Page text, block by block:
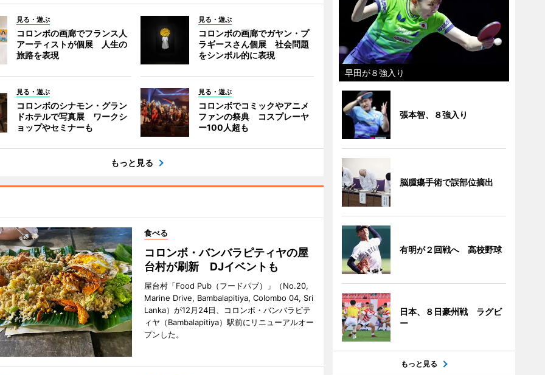
見る・遊ぶ
コロンボの画廊でフランス人
アーティストが個展 人生の
旅路を表現
見る・遊ぶ
コロンボの画廊でガヤン・プ
ラギースさん個展 社会問題
をシンボル的に表現
見る・遊ぶ
コロンボのシナモン・グラン
ドホテルで写真展 ワークシ
ョップやセミナーも
見る・遊ぶ
コロンボでコミックやアニメ
ファンの祭典 コスプレーヤ
ー100人超も
もっと見る
食べる
コロンボ・バンバラピティヤの屋
台村が刷新 DJイベントも
屋台村「Food Pub（フードパブ）」（No.20,
Marine Drive, Bambalapitiya, Colombo 04, Sri
Lanka）が12月24日、コロンボ・バンバラピテ
ィヤ（Bambalapitiya）駅前にリニューアルオー
プンした。
早田が８強入り
張本智、８強入り
脳腫瘍手術で誤部位摘出
有明が２回戦へ 高校野球
日本、８日豪州戦 ラグビ
ー
もっと見る